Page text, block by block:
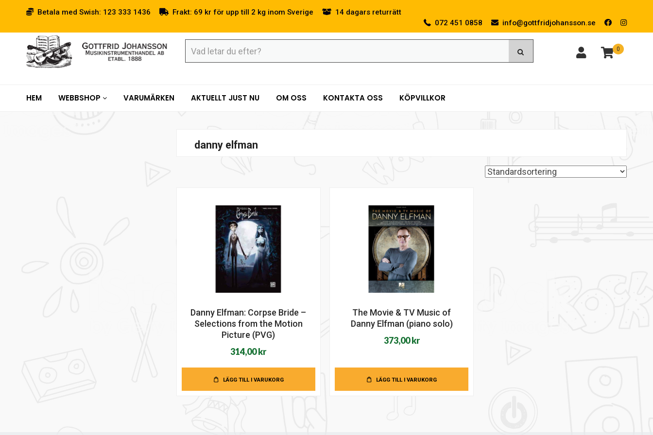
Betala med Swish: 123 333 1436 Frakt: 69 kr för upp till 2 kg inom Sverige
14 dagars returrätt
072 451 0858
info@gottfridjohansson.se
0
HEM WEBBSHOP VARUMÄRKEN AKTUELLT JUST NU OM OSS KONTAKTA OSS KÖPVILLKOR
danny elfman
Danny Elfman: Corpse Bride –
Selections from the Motion
Picture (PVG)
314,00kr
LÄGG TILL I VARUKORG
The Movie & TV Music of
Danny Elfman (piano solo)
373,00kr
LÄGG TILL I VARUKORG